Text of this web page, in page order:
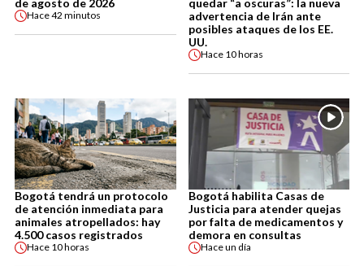
Hace42 minutos
advertencia de Irán ante
posibles ataques de los EE.
UU.
Hace 10 horas
Bogotá tendrá un protocolo
de atención inmediata para
animales atropellados: hay
4.500 casos registrados
Hace 10 horas
Bogotá habilita Casas de
Justicia para atender quejas
por falta de medicamentos y
demora en consultas
Haceun día